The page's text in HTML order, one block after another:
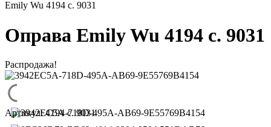
Emily Wu 4194 c. 9031
Оправа Emily Wu 4194 c. 9031
Распродажа!
Артикул:4194 с. 9031